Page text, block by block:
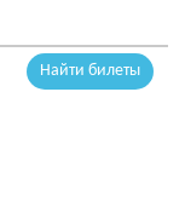
Найти билеты